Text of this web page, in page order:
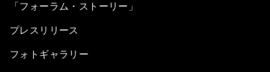
「フォーラム・ストーリー」
プレスリリース
フォトギャラリー